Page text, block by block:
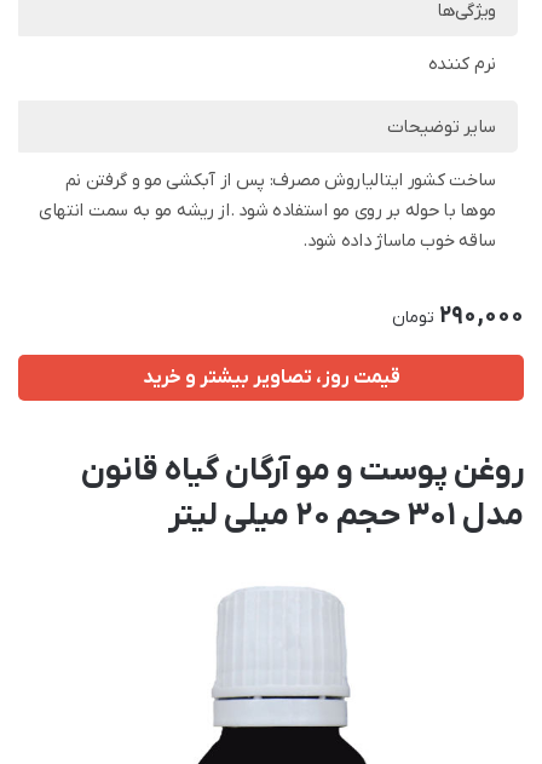
ویژگی‌ها
نرم کننده
سایر توضیحات
ساخت کشور ایتالیاروش مصرف: پس از آبکشی مو و گرفتن نم
موها با حوله بر روی مو استفاده شود .از ریشه مو به سمت انتهای
ساقه خوب ماساژ داده شود.
290,000 تومان
قیمت روز، تصاویر بیشتر و خرید
روغن پوست و مو آرگان گیاه قانون
مدل 301 حجم 20 میلی لیتر